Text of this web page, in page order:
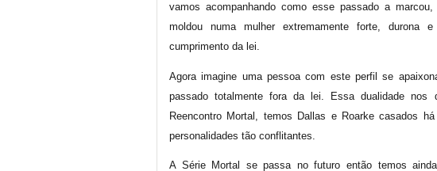
vamos acompanhando como esse passado a
moldou numa mulher extremamente forte, durona
cumprimento da lei.
Agora imagine uma pessoa com este perfil se
passado totalmente fora da lei. Essa dualidade
Reencontro Mortal, temos Dallas e Roarke casados
personalidades tão conflitantes.
A Série Mortal se passa no futuro então temos